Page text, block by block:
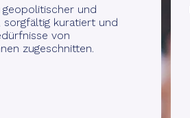
geopolitischer und
kuratiert und
von
zugeschnitten.